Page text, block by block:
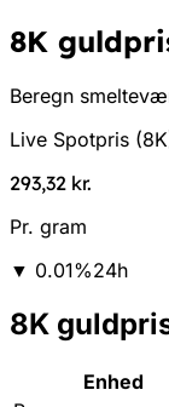
8K
Beregn
Live Spotpris (8K
293,32 kr.
Pr. gram
▼ 0.01%24h
8K
Enhed